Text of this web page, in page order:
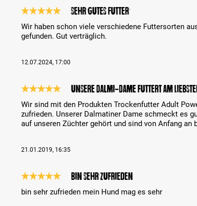
Sehr gutes Futter
Wir haben schon viele verschiedene Futtersorten
gefunden. Gut verträglich.
12.07.2024, 17:00
Unsere Dalmi-Dame futtert am
Wir sind mit den Produkten Trockenfutter Adult
zufrieden. Unserer Dalmatiner Dame schmeckt es
auf unseren Züchter gehört und sind von Anfang
21.01.2019, 16:35
bin sehr zufrieden
bin sehr zufrieden mein Hund mag es sehr